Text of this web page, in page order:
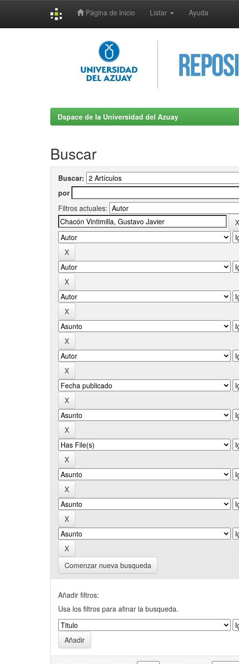
Página de inicio Listar Ayuda
Dspace de la Universidad del Azuay
Buscar
Buscar:
por
Filtros actuales:
Comenzar nueva busqueda
Añadir filtros:
Usa los filtros para afinar la busqueda.